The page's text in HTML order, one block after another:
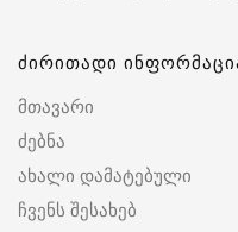
ძირითადი
მთავარი
ძებნა
ახალი დამატებული
ჩვენს შესახებ